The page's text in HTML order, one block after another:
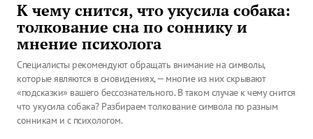
К чему снится, что укусила собака:
толкование сна по соннику и
мнение психолога
Специалисты рекомендуют обращать внимание на символы,
которые являются в сновидениях, — многие из них скрывают
«подсказки» вашего бессознательного. В таком случае к чему снится,
что укусила собака? Разбираем толкование символа по разным
сонникам и с психологом.